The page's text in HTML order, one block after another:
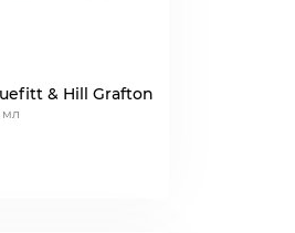
& Hill Grafton
мл